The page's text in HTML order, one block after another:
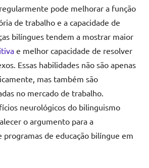
pode melhorar a função
de trabalho e a capacidade de
bilíngues tendem a mostrar maior
e melhor capacidade de resolver
Essas habilidades não são apenas
mas também são
no mercado de trabalho.
neurológicos do bilinguismo
o argumento para a
programas de educação bilíngue em